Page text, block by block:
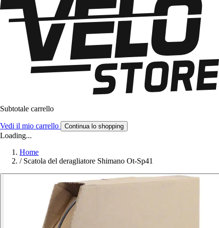
Subtotale carrello
Vedi il mio carrello Continua lo shopping
Loading...
Home
/ Scatola del deragliatore Shimano Ot-Sp41